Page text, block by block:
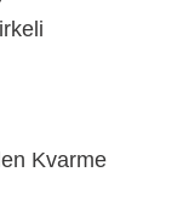
Kvarme